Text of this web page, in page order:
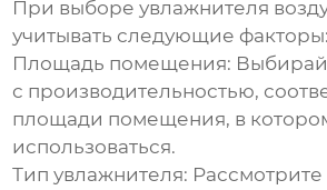
При выборе увлажнителя
учитывать следующие факторы:
Площадь помещения:
с производительностью,
площади помещения, в
использоваться.
Тип увлажнителя: